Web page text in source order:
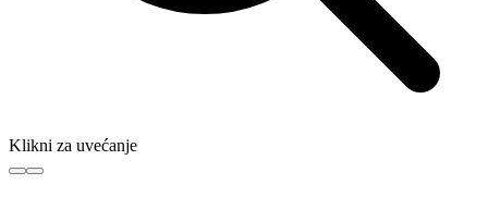
Klikni za uvećanje